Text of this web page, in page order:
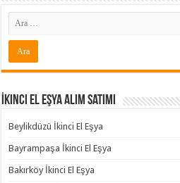
İkinci El Eşya Alım Satımı
Beylikdüzü İkinci El Eşya
Bayrampaşa İkinci El Eşya
Bakırköy İkinci El Eşya